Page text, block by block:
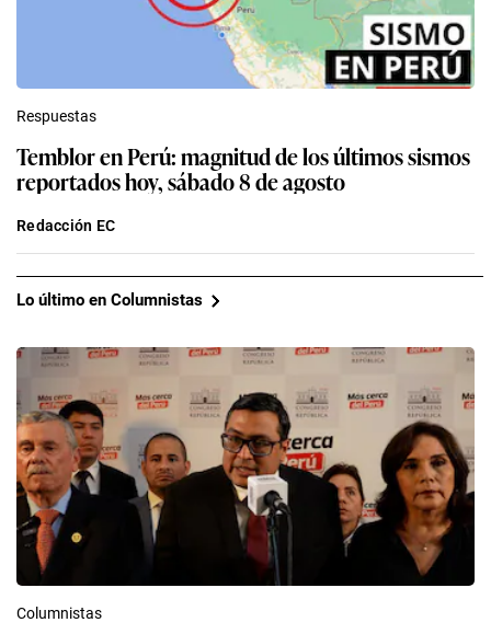
Respuestas
Temblor en Perú: magnitud de los últimos sismos
reportados hoy, sábado 8 de agosto
Redacción EC
Lo último en Columnistas
Columnistas